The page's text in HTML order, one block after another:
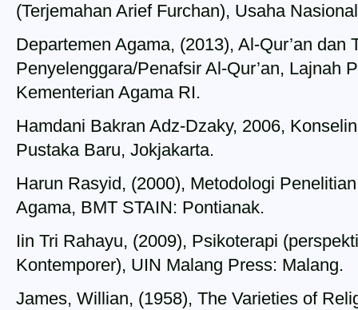
(Terjemahan Arief Furchan), Usaha
Departemen Agama, (2013), Al-Qur’an dan
Penyelenggara/Penafsir Al-Qur’an, Lajnah
Kementerian Agama RI.
Hamdani Bakran Adz-Dzaky, 2006,
Pustaka Baru, Jokjakarta.
Harun Rasyid, (2000), Metodologi
Agama, BMT STAIN: Pontianak.
Iin Tri Rahayu, (2009), Psikoterapi
Kontemporer), UIN Malang Press: Malang.
James, Willian, (1958), The Varieties of